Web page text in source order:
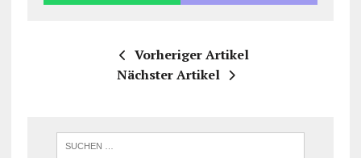
Vorheriger Artikel
Nächster Artikel